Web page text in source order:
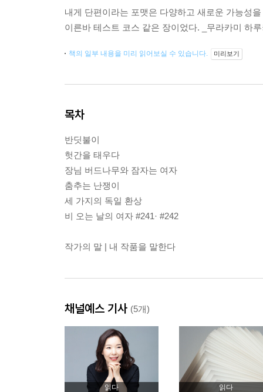
내게 단편이라는 포맷은 다양하고 새로운 가능성
이른바 테스트 코스 같은 장이었다. _무라카미 하
책의 일부 내용을 미리 읽어보실 수 있습니다. 미리보기
목차
반딧불이
헛간을 태우다
장님 버드나무와 잠자는 여자
춤추는 난쟁이
세 가지의 독일 환상
비 오는 날의 여자 #241· #242
작가의 말 | 내 작품을 말한다
채널예스 기사 (5개)
읽다 읽다